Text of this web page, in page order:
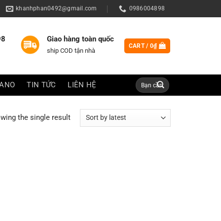
khanhphan0492@gmail.com 0986004898
Giao hàng toàn quốc
ship COD tận nhà
CART / 0₫
TIN TỨC LIÊN HỆ
Search
for:
the single result